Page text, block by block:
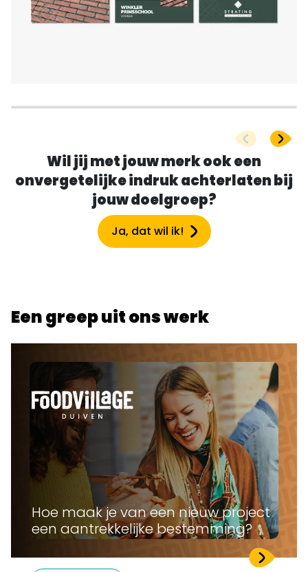
Wil jij met jouw merk ook een
onvergetelijke indruk achterlaten bij
jouw doelgroep?
Ja, dat wil ik!
Een greep uit ons werk
Hoe maak je van een nieuw project
een aantrekkelijke bestemming?